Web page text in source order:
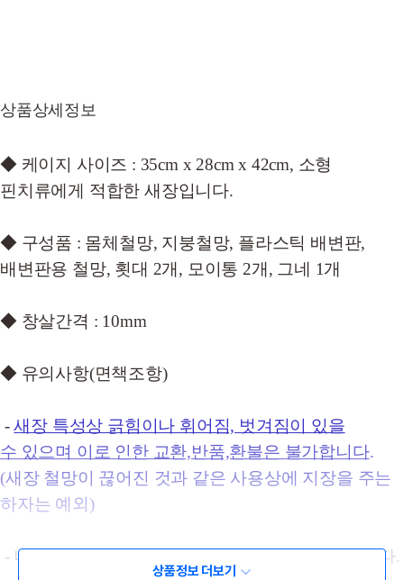
상품상세정보
◆ 케이지 사이즈 : 35cm x 28cm x 42cm, 소형
핀치류에게 적합한 새장입니다.
◆ 구성품 : 몸체철망, 지붕철망, 플라스틱 배변판,
배변판용 철망, 횟대 2개, 모이통 2개, 그네 1개
◆ 창살간격 : 10mm
◆ 유의사항(면책조항)
-새장 특성상 긁힘이나 휘어짐, 벗겨짐이 있을
수 있으며 이로 인한 교환,반품,환불은 불가합니다.
(새장 철망이 끊어진 것과 같은 사용상에 지장을 주는
하자는 예외)
- 나무 횟대는 갈라짐이나 휘어짐이 있을 수 있습니다.
상품정보 더보기